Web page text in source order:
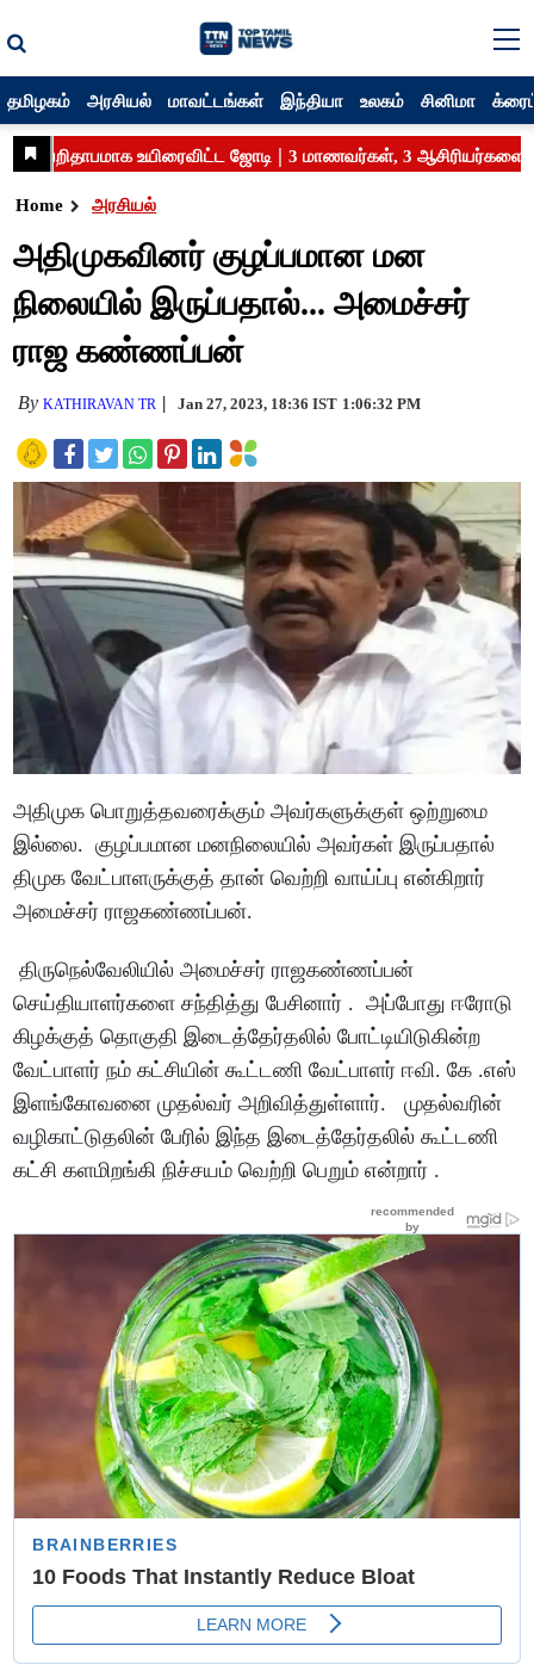
தமிழகம் அரசியல் மாவட்டங்கள் இந்தியா உலகம் சினிமா
Home அரசியல்
அதிமுகவினர் குழப்பமான மன
நிலையில் இருப்பதால்... அமைச்சர்
ராஜ கண்ணப்பன்
ByKATHIRAVAN TR Jan 27, 2023, 18:36 IST 1:06:32 PM
அதிமுக பொறுத்தவரைக்கும் அவர்களுக்குள் ஒற்றுமை
இல்லை. குழப்பமான மனநிலையில் அவர்கள் இருப்பதால்
திமுக வேட்பாளருக்குத் தான் வெற்றி வாய்ப்பு என்கிறார்
அமைச்சர் ராஜகண்ணப்பன்.
திருநெல்வேலியில் அமைச்சர் ராஜகண்ணப்பன்
செய்தியாளர்களை சந்தித்து பேசினார் . அப்போது ஈரோடு
கிழக்குத் தொகுதி இடைத்தேர்தலில் போட்டியிடுகின்ற
வேட்பாளர் நம் கட்சியின் கூட்டணி வேட்பாளர் ஈவி. கே .எஸ்
இளங்கோவனை முதல்வர் அறிவித்துள்ளார். முதல்வரின்
வழிகாட்டுதலின் பேரில் இந்த இடைத்தேர்தலில் கூட்டணி
கட்சி களமிறங்கி நிச்சயம் வெற்றி பெறும் என்றார் .